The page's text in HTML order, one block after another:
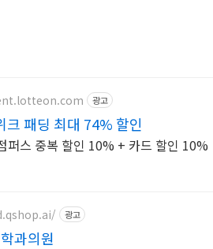
광고
크 패딩 최대 74% 할인
퍼스 중복 할인 10% + 카드 할인 10%
광고
과의원